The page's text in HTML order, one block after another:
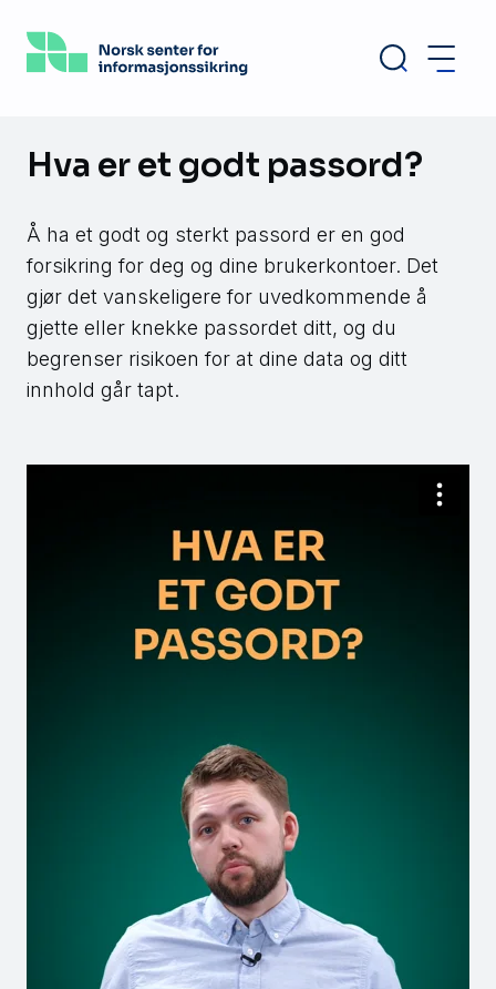
hovedinnhold
Hva er et godt passord?
Å ha et godt og sterkt passord er en god
forsikring for deg og dine brukerkontoer. Det
gjør det vanskeligere for uvedkommende å
gjette eller knekke passordet ditt, og du
begrenser risikoen for at dine data og ditt
innhold går tapt.